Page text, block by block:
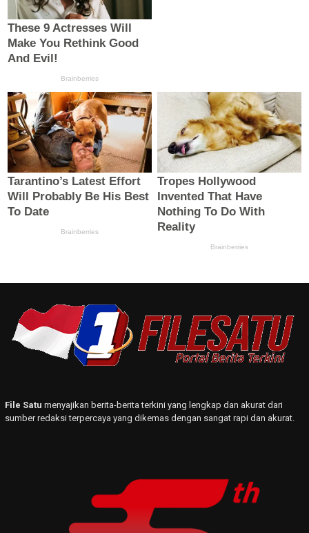
File Satu menyajikan berita-berita terkini yang lengkap dan akurat dari
sumber redaksi terpercaya yang dikemas dengan sangat rapi dan akurat.